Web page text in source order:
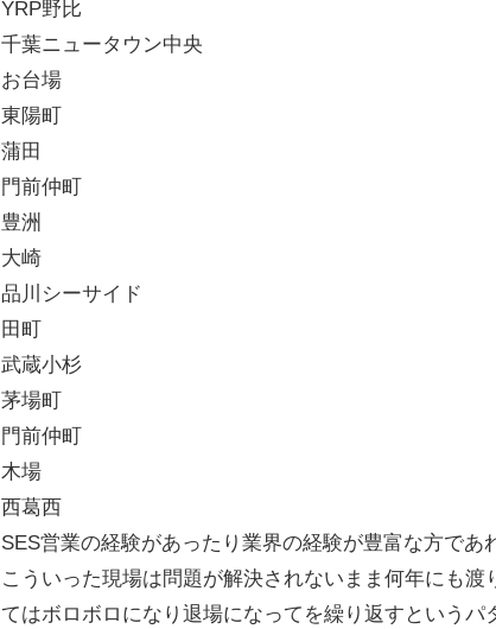
YRP野比
千葉ニュータウン中央
お台場
東陽町
蒲田
門前仲町
豊洲
大崎
品川シーサイド
田町
武蔵小杉
茅場町
門前仲町
木場
西葛西
SES営業の経験があったり業界の経験が豊富な方であ
こういった現場は問題が解決されないまま何年にも渡
てはボロボロになり退場になってを繰り返すという